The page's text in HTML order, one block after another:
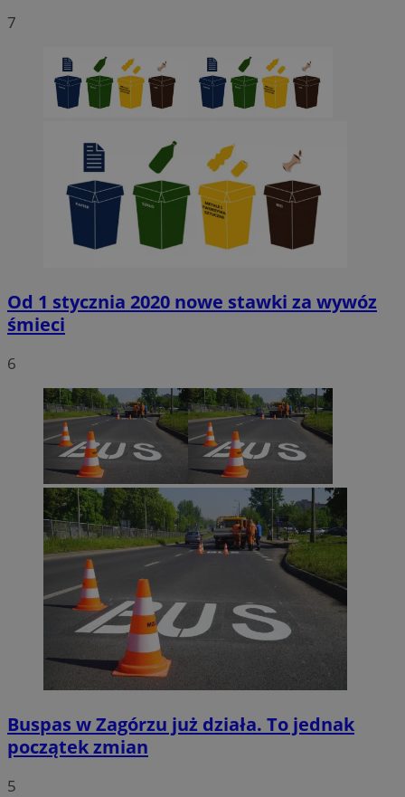
7
Od 1 stycznia 2020 nowe stawki za wywóz
śmieci
6
Buspas w Zagórzu już działa. To jednak
początek zmian
5